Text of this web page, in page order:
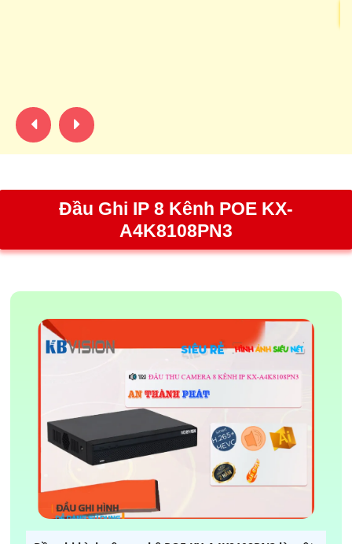
Đầu Ghi IP 8 Kênh POE KX-
A4K8108PN3